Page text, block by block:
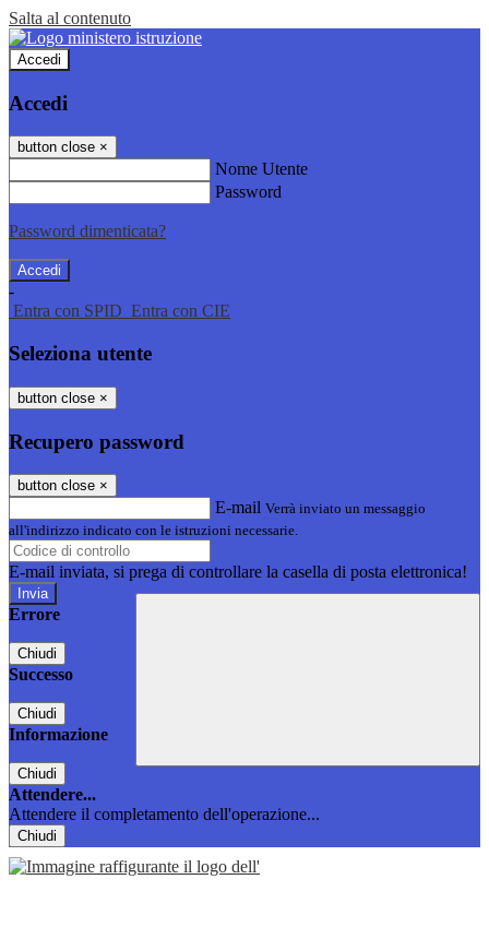
Salta al contenuto
Accedi
Accedi
button close ×
Nome Utente
Password
Password dimenticata?
-
Entra con SPID Entra con CIE
Seleziona utente
button close ×
Recupero password
button close ×
E-mail Verrà inviato un messaggio
all'indirizzo indicato con le istruzioni necessarie.
E-mail inviata, si prega di controllare la casella di posta elettronica!
Errore
Chiudi
Successo
Chiudi
Informazione
Chiudi
Attendere...
Attendere il completamento dell'operazione...
Chiudi